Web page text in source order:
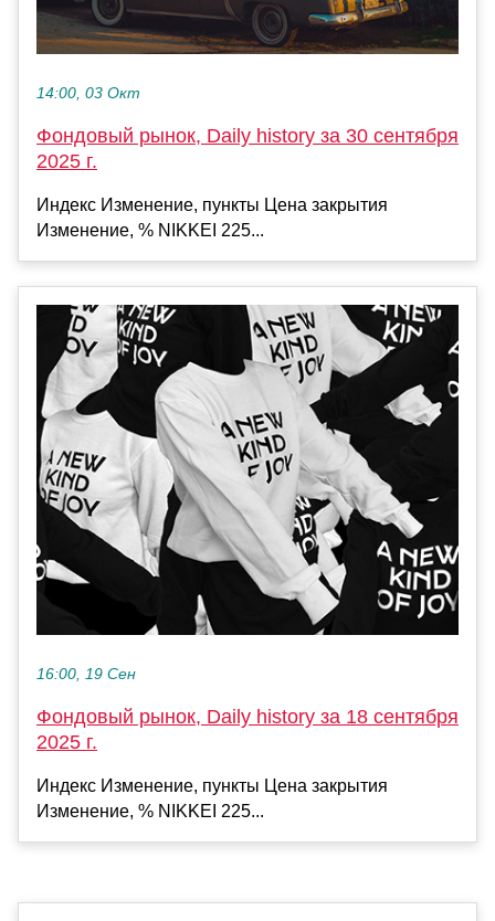
14:00, 03 Окт
Фондовый рынок, Daily history за 30 сентября
2025 г.
Индекс Изменение, пункты Цена закрытия
Изменение, % NIKKEI 225...
16:00, 19 Сен
Фондовый рынок, Daily history за 18 сентября
2025 г.
Индекс Изменение, пункты Цена закрытия
Изменение, % NIKKEI 225...